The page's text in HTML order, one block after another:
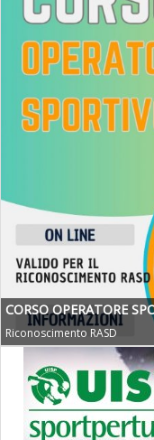
CORSO OPERATORE
Riconoscimento RASD